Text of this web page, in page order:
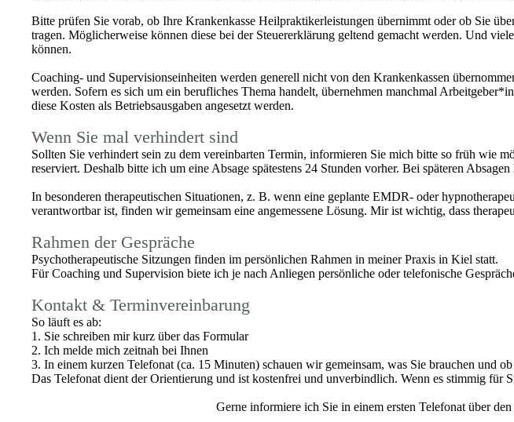
Bitte prüfen Sie vorab, ob Ihre Krankenkasse Heilpraktikerleistungen übernimmt oder ob Sie
tragen. Möglicherweise können diese bei der Steuererklärung geltend gemacht werden. Und
können.
Coaching- und Supervisionseinheiten werden generell nicht von den Krankenkassen
werden. Sofern es sich um ein berufliches Thema handelt, übernehmen manchmal
diese Kosten als Betriebsausgaben angesetzt werden.
Wenn Sie mal verhindert sind
Sollten Sie verhindert sein zu dem vereinbarten Termin, informieren Sie mich bitte so früh wie
reserviert. Deshalb bitte ich um eine Absage spätestens 24 Stunden vorher. Bei späteren
In besonderen therapeutischen Situationen, z. B. wenn eine geplante EMDR- oder
verantwortbar ist, finden wir gemeinsam eine angemessene Lösung. Mir ist wichtig, dass
Rahmen der Gespräche
Psychotherapeutische Sitzungen finden im persönlichen Rahmen in meiner Praxis in Kiel statt.
Für Coaching und Supervision biete ich je nach Anliegen persönliche oder telefonische
Kontakt & Terminvereinbarung
So läuft es ab:
1. Sie schreiben mir kurz über das Formular
2. Ich melde mich zeitnah bei Ihnen
3. In einem kurzen Telefonat (ca. 15 Minuten) schauen wir gemeinsam, was Sie brauchen und
Das Telefonat dient der Orientierung und ist kostenfrei und unverbindlich. Wenn es stimmig für
Gerne informiere ich Sie in einem ersten Telefonat über